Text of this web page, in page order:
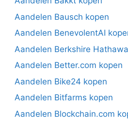
Aandelen Bausch kopen
Aandelen BenevolentAI
Aandelen Berkshire
Aandelen Better.com kopen
Aandelen Bike24 kopen
Aandelen Bitfarms kopen
Aandelen Blockchain.com